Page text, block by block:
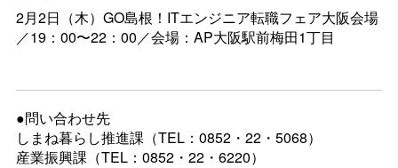
2月2日（木）GO島根！ITエンジニア転職フェア大阪会場
／19：00〜22：00／会場：AP大阪駅前梅田1丁目
●問い合わせ先
しまね暮らし推進課（TEL：0852・22・5068）
産業振興課（TEL：0852・22・6220）